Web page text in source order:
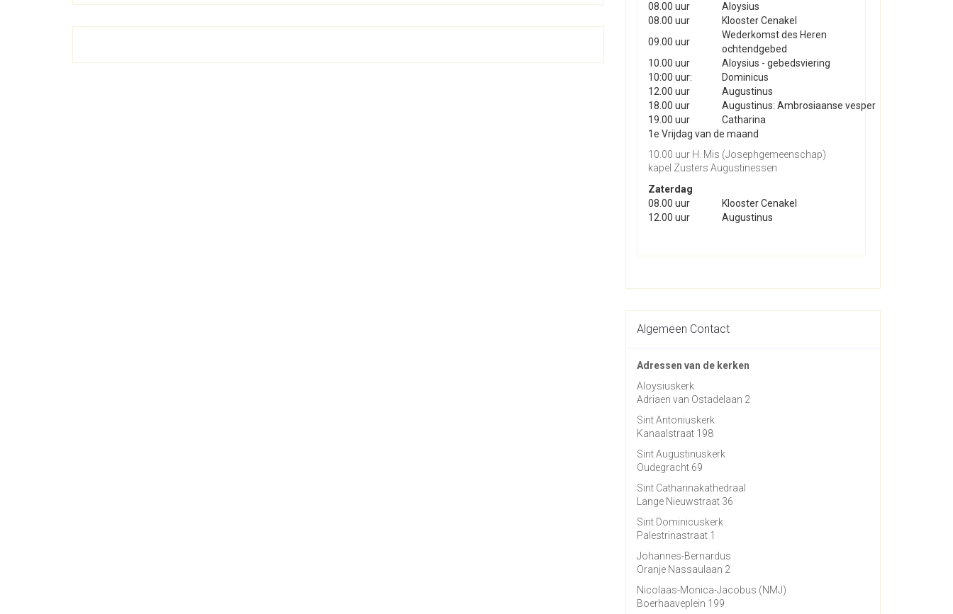
08.00 uur
Aloysius
08.00 uur
Klooster Cenakel
09.00 uur
Wederkomst des Heren
ochtendgebed
10.00 uur
Aloysius - gebedsviering
10:00 uur:
Dominicus
12.00 uur
Augustinus
18.00 uur
Augustinus: Ambrosiaanse vesper
19.00 uur
Catharina
1e Vrijdag van de maand
10.00 uur H. Mis (Josephgemeenschap)
kapel Zusters Augustinessen
Zaterdag
08.00 uur
Klooster Cenakel
12.00 uur
Augustinus
Algemeen Contact
Adressen van de kerken
Aloysiuskerk
Adriaen van Ostadelaan 2
Sint Antoniuskerk
Kanaalstraat 198
Sint Augustinuskerk
Oudegracht 69
Sint Catharinakathedraal
Lange Nieuwstraat 36
Sint Dominicuskerk
Palestrinastraat 1
Johannes-Bernardus
Oranje Nassaulaan 2
Nicolaas-Monica-Jacobus (NMJ)
Boerhaaveplein 199